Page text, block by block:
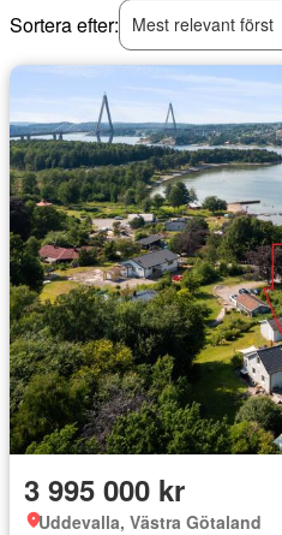
Sortera efter:
Mest relevant först
3 995 000 kr
Uddevalla, Västra Götaland